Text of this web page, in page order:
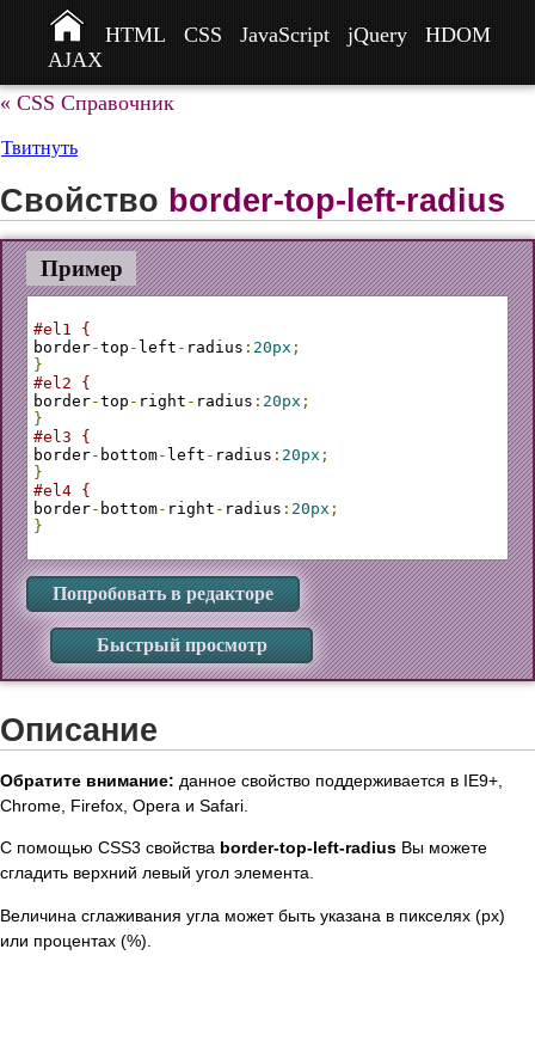
HTML CSS JavaScript jQuery
HDOM
AJAX
« CSS Справочник
Твитнуть
Свойство border-top-left-radius
Пример
#el1 {
border-top - left - radius : 20px ;
}
#el2 {
border-top - right - radius : 20px ;
}
#el3 {
border- bottom- left - radius : 20px ;
}
#el4 {
border- bottom- right - radius : 20px ;
}
Попробовать в редакторе
Быстрый просмотр
Описание
Обратите внимание: данное свойство поддерживается в IE9+,
Chrome, Firefox, Opera и Safari.
С помощью CSS3 свойства border-top-left-radius Вы можете
сгладить верхний левый угол элемента.
Величина сглаживания угла может быть указана в пикселях (px)
или процентах (%).